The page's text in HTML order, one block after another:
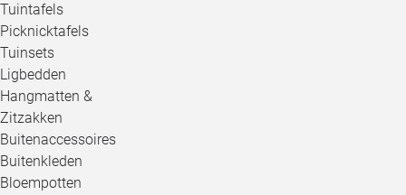
Tuintafels
Picknicktafels
Tuinsets
Ligbedden
Hangmatten &
Zitzakken
Buitenaccessoires
Buitenkleden
Bloempotten